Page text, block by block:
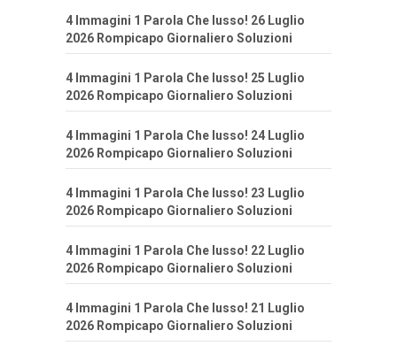
4 Immagini 1 Parola Che lusso! 26 Luglio
2026 Rompicapo Giornaliero Soluzioni
4 Immagini 1 Parola Che lusso! 25 Luglio
2026 Rompicapo Giornaliero Soluzioni
4 Immagini 1 Parola Che lusso! 24 Luglio
2026 Rompicapo Giornaliero Soluzioni
4 Immagini 1 Parola Che lusso! 23 Luglio
2026 Rompicapo Giornaliero Soluzioni
4 Immagini 1 Parola Che lusso! 22 Luglio
2026 Rompicapo Giornaliero Soluzioni
4 Immagini 1 Parola Che lusso! 21 Luglio
2026 Rompicapo Giornaliero Soluzioni